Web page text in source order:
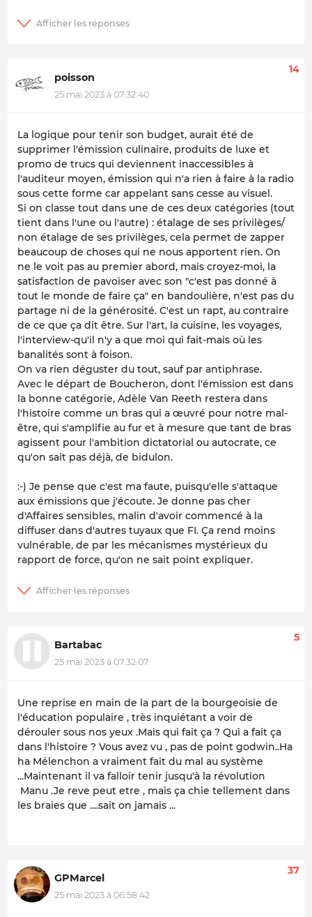
poisson
25 mai 2023 à 07:32:40
14
La logique pour tenir son budget, aurait été de
supprimer l'émission culinaire, produits de luxe et
promo de trucs qui deviennent inaccessibles à
l'auditeur moyen, émission qui n'a rien à faire à la radio
sous cette forme car appelant sans cesse au visuel.
Si on classe tout dans une de ces deux catégories (tout
tient dans l'une ou l'autre) : étalage de ses privilèges/
non étalage de ses privilèges, cela permet de zapper
beaucoup de choses qui ne nous apportent rien. On
ne le voit pas au premier abord, mais croyez-moi, la
satisfaction de pavoiser avec son "c'est pas donné à
tout le monde de faire ça" en bandoulière, n'est pas du
partage ni de la générosité. C'est un rapt, au contraire
de ce que ça dit être. Sur l'art, la cuisine, les voyages,
l'interview-qu'il n'y a que moi qui fait-mais où les
banalités sont à foison.
On va rien déguster du tout, sauf par antiphrase.
Avec le départ de Boucheron, dont l'émission est dans
la bonne catégorie, Adèle Van Reeth restera dans
l'histoire comme un bras qui a œuvré pour notre mal-
être, qui s'amplifie au fur et à mesure que tant de bras
agissent pour l'ambition dictatorial ou autocrate, ce
qu'on sait pas déjà, de bidulon.
:-) Je pense que c'est ma faute, puisqu'elle s'attaque
aux émissions que j'écoute. Je donne pas cher
d'Affaires sensibles, malin d'avoir commencé à la
diffuser dans d'autres tuyaux que FI. Ça rend moins
vulnérable, de par les mécanismes mystérieux du
rapport de force, qu'on ne sait point expliquer.
Bartabac
25 mai 2023 à 07:32:07
5
Une reprise en main de la part de la bourgeoisie de
l'éducation populaire , très inquiétant a voir de
dérouler sous nos yeux .Mais qui fait ça ? Qui a fait ça
dans l'histoire ? Vous avez vu , pas de point godwin..Ha
ha Mélenchon a vraiment fait du mal au système
...Maintenant il va falloir tenir jusqu'à la révolution
Manu .Je reve peut etre , mais ça chie tellement dans
les braies que ....sait on jamais ...
GPMarcel
25 mai 2023 à 06:58:42
37